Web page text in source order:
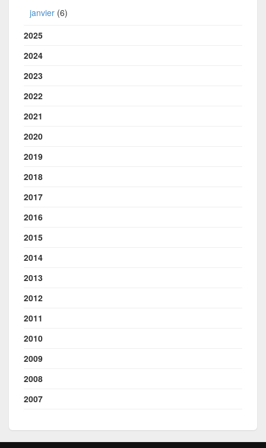
janvier (6)
2025
2024
2023
2022
2021
2020
2019
2018
2017
2016
2015
2014
2013
2012
2011
2010
2009
2008
2007